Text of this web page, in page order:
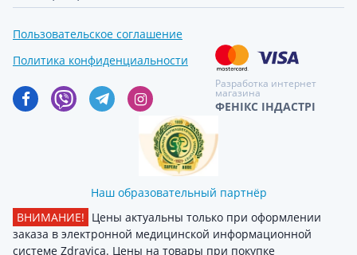
Пользовательское соглашение
Политика конфиденциальности
Разработка интернет
магазина
ФЕНІКС ІНДАСТРІ
Наш образовательный партнёр
ВНИМАНИЕ! Цены актуальны только при оформлении
заказа в электронной медицинской информационной
системе Zdravica. Цены на товары при покупке